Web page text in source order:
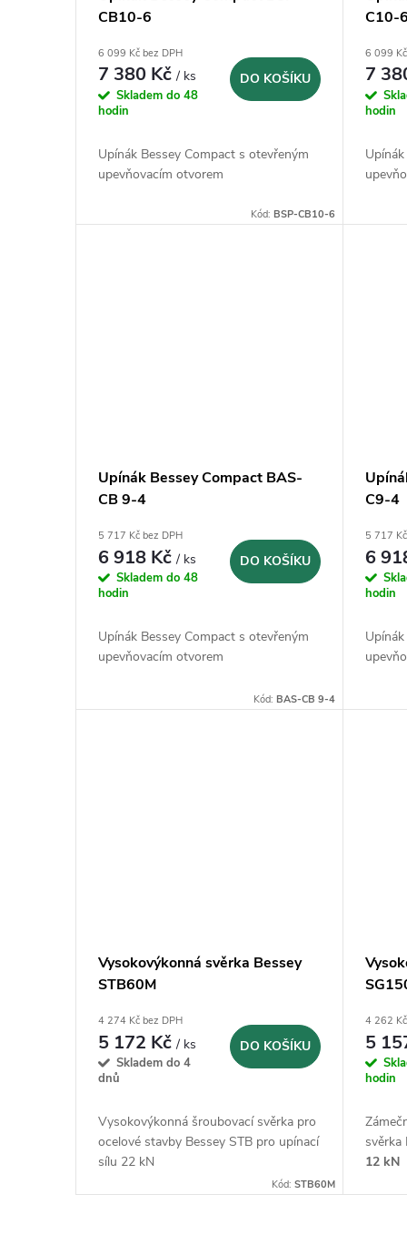
k
CB10-6
6 099 Kč bez DPH
7 380 Kč/ ks
Skladem do 48
hodin
DO KOŠÍKU
Upínák Bessey Compact s otevřeným
upevňovacím otvorem
Kód:BSP-CB10-6
C10-6
6 099
7
hodin
Upínák Bessey Compact BAS-
CB 9-4
5 717 Kč bez DPH
6 918 Kč/ ks
Skladem do 48
hodin
DO KOŠÍKU
Upínák Bessey Compact s otevřeným
upevňovacím otvorem
Kód:BAS-CB 9-4
C9-4
5 717
6
hodin
Vysokovýkonná svěrka Bessey
STB60M
4 274 Kč bez DPH
5 172 Kč/ ks
Skladem do 4
dnů
DO KOŠÍKU
Vysokovýkonná šroubovací svěrka pro
ocelové stavby Bessey STB pro upínací
sílu 22 kN
Kód:STB60M
4 262
5
hodin
svěrka
12 kN